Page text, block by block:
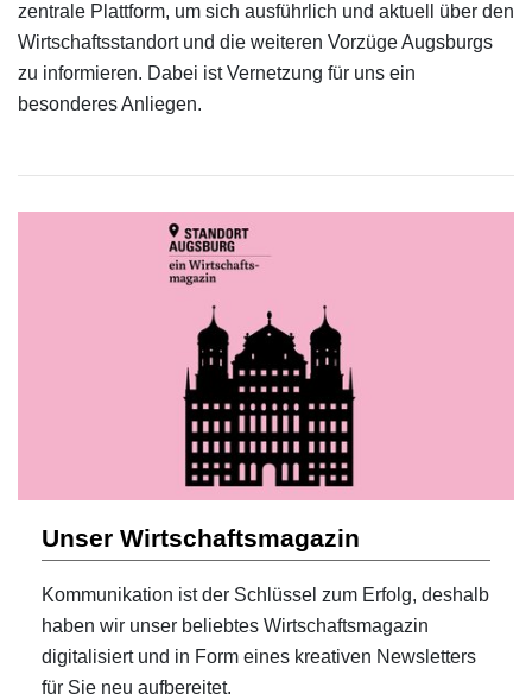
zentrale Plattform, um sich ausführlich und aktuell über den
Wirtschaftsstandort und die weiteren Vorzüge Augsburgs
zu informieren. Dabei ist Vernetzung für uns ein
besonderes Anliegen.
Unser Wirtschaftsmagazin
Kommunikation ist der Schlüssel zum Erfolg, deshalb
haben wir unser beliebtes Wirtschaftsmagazin
digitalisiert und in Form eines kreativen Newsletters
für Sie neu aufbereitet.